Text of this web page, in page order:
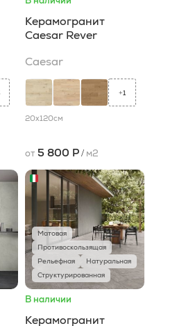
Керамогранит
Caesar Rever
Caesar
+1
20x120см
от 5 800 Р/ м2
Матовая
Противоскользящая
Рельефная
Натуральная
Структурированная
В наличии
Керамогранит